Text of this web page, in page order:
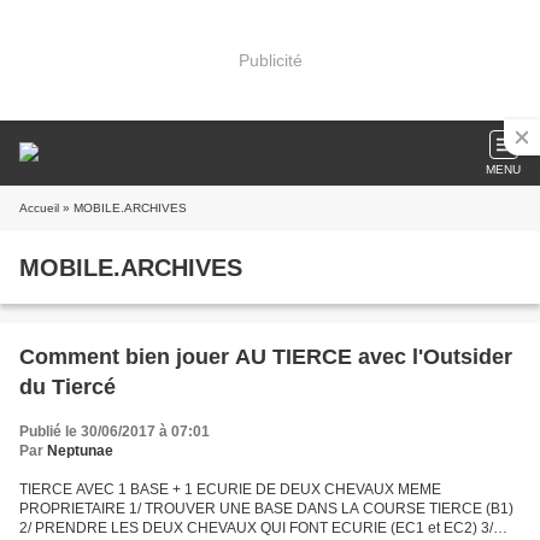
Publicité
MENU
Accueil » MOBILE.ARCHIVES
MOBILE.ARCHIVES
Comment bien jouer AU TIERCE avec l'Outsider
du Tiercé
Publié le 30/06/2017 à 07:01
Par Neptunae
TIERCE AVEC 1 BASE + 1 ECURIE DE DEUX CHEVAUX MEME
PROPRIETAIRE 1/ TROUVER UNE BASE DANS LA COURSE TIERCE (B1)
2/ PRENDRE LES DEUX CHEVAUX QUI FONT ECURIE (EC1 et EC2) 3/